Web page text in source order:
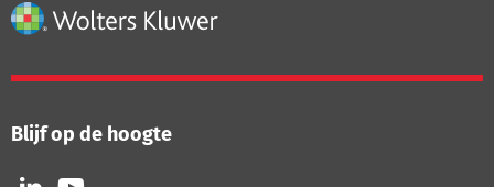
Blijf op de hoogte
Volg
Volg